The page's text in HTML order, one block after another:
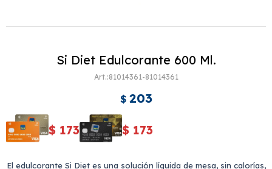
Si Diet Edulcorante 600 Ml.
81014361-81014361
$ 203
$ 173 $ 173
El edulcorante Si Diet es una solución líquida de mesa, sin calorías,